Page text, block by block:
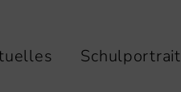
Schulportrait